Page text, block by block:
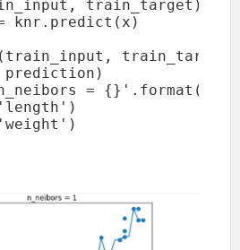
train_target)
knr.predict(x)
train_target)
= {}'.format(n))